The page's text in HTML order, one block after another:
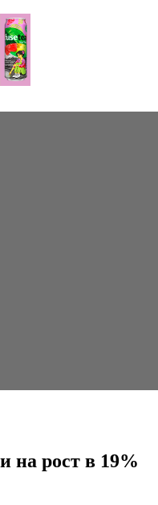
на рост в 19%